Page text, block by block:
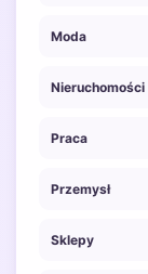
Moda
Nieruchomości
Praca
Przemysł
Sklepy